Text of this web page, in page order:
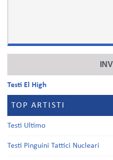
Testi El High
TOP ARTISTI
Testi Ultimo
Testi Pinguini Tattici Nucleari